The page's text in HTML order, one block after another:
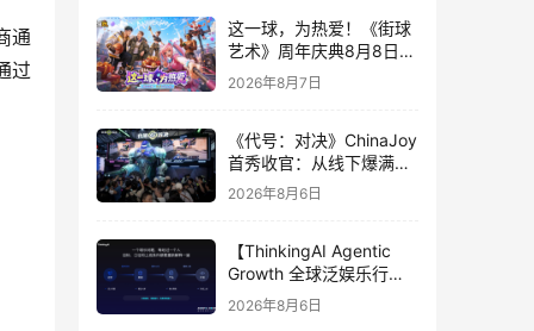
通
过
这一球，为热爱！《街球
艺术》周年庆典8月8日正
式上线，多重福利与全新
内容同步开启
2026年8月7日
《代号：对决》ChinaJoy
首秀收官：从线下爆满看
见玩家的真实期待
2026年8月6日
【ThinkingAI Agentic
Growth 全球泛娱乐行业
峰会】Agent 时代，人到
底负责什么
2026年8月6日